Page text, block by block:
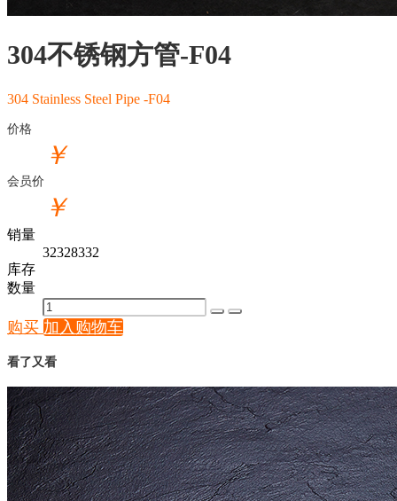
304不锈钢方管-F04
304 Stainless Steel Pipe -F04
价格
￥
会员价
￥
销量
32328332
库存
数量
购买 加入购物车
看了又看